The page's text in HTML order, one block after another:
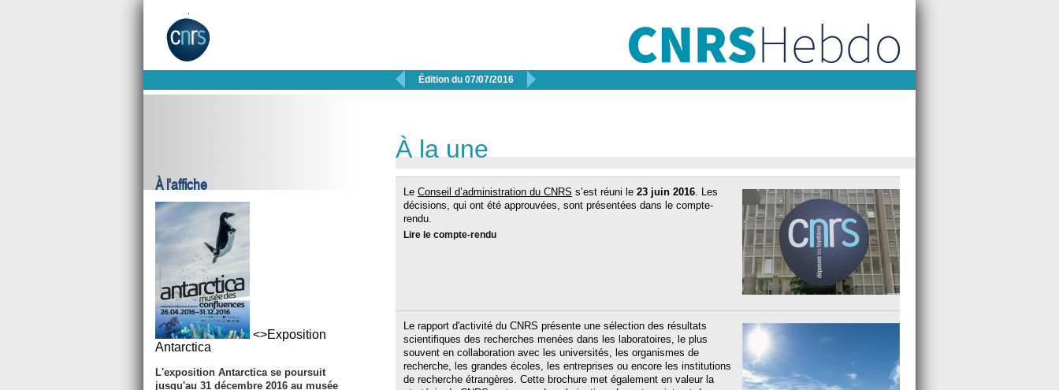
 Édition du 07/07/2016 
À l'affiche
<>Exposition
Antarctica
L'exposition Antarctica se poursuit
jusqu'au 31 décembre 2016 au musée
À la une
Le Conseil d’administration du CNRS s’est réuni le 23 juin 2016. Les
décisions, qui ont été approuvées, sont présentées dans le compte-
rendu.
Lire le compte-rendu
Le rapport d'activité du CNRS présente une sélection des résultats
scientifiques des recherches menées dans les laboratoires, le plus
souvent en collaboration avec les universités, les organismes de
recherche, les grandes écoles, les entreprises ou encore les institutions
de recherche étrangères. Cette brochure met également en valeur la